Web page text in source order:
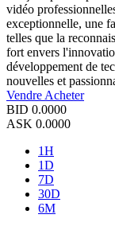
vidéo
exceptionnelle, une
telles que la
fort envers
développement de
nouvelles et
Vendre Acheter
BID 0.0000
ASK 0.0000
1H
1D
7D
30D
6M